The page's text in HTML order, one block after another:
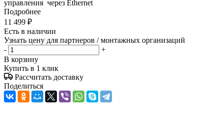
управления через Ethernet
Подробнее
11 499 ₽
Есть в наличии
Узнать цену для партнеров / монтажных организаций
-
+
В корзину
Купить в 1 клик
Рассчитать доставку
Поделиться